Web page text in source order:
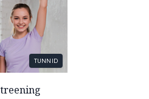
TUNNID